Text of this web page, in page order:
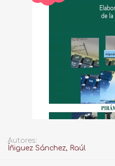
Autores:
Íñiguez Sánchez, Raúl